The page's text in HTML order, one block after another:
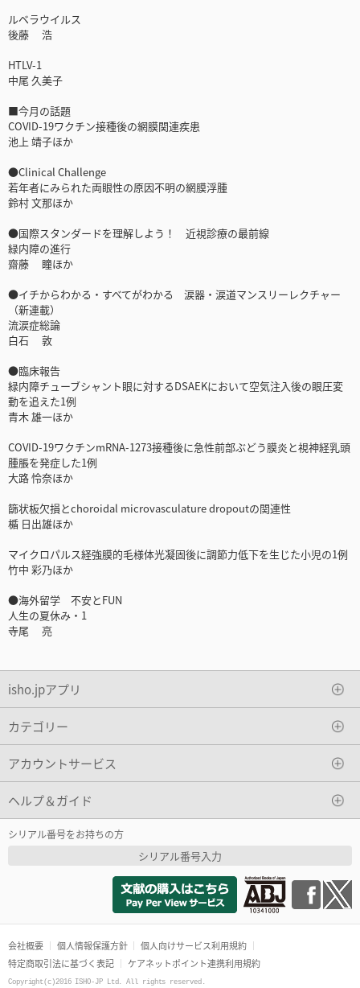
ルベラウイルス
後藤 浩
HTLV-1
中尾 久美子
■今月の話題
COVID-19ワクチン接種後の網膜関連疾患
池上 靖子ほか
●Clinical Challenge
若年者にみられた両眼性の原因不明の網膜浮腫
鈴村 文那ほか
●国際スタンダードを理解しよう！ 近視診療の最前線
緑内障の進行
齋藤 瞳ほか
●イチからわかる・すべてがわかる 涙器・涙道マンスリーレクチャー
（新連載）
流涙症総論
白石 敦
●臨床報告
緑内障チューブシャント眼に対するDSAEKにおいて空気注入後の眼圧変
動を追えた1例
青木 雄一ほか
COVID-19ワクチンmRNA-1273接種後に急性前部ぶどう膜炎と視神経乳頭
腫脹を発症した1例
大路 怜奈ほか
篩状板欠損とchoroidal microvasculature dropoutの関連性
楯 日出雄ほか
マイクロパルス経強膜的毛様体光凝固後に調節力低下を生じた小児の1例
竹中 彩乃ほか
●海外留学 不安とFUN
人生の夏休み・1
寺尾 亮
isho.jpアプリ
カテゴリー
アカウントサービス
ヘルプ＆ガイド
シリアル番号をお持ちの方
シリアル番号入力
会社概要 個人情報保護方針
個人向けサービス利用規約
特定商取引法に基づく表記
ケアネットポイント連携利用規約
Copyright(c)2016 ISHO-JP Ltd. All rights reserved.